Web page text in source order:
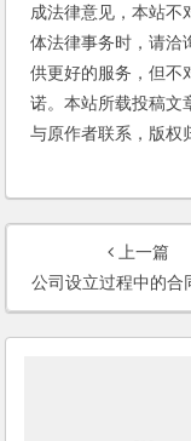
成法律意见，本站不
体法律事务时，请洽
供更好的服务，但不
诺。本站所载投稿文
与原作者联系，版权
上一篇
公司设立过程中的合同责任如何承